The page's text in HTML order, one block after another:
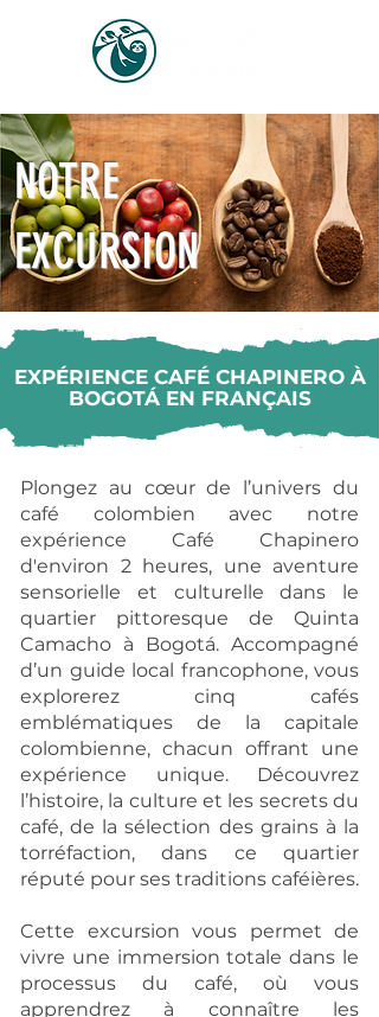
NOTRE
EXCURSION
EXPÉRIENCE CAFÉ CHAPINERO À
BOGOTÁ EN FRANÇAIS
Plongez au cœur de l’univers du
café colombien avec notre
expérience Café Chapinero
d'environ 2 heures, une aventure
sensorielle et culturelle dans le
quartier pittoresque de Quinta
Camacho à Bogotá. Accompagné
d’un guide local francophone, vous
explorerez cinq cafés
emblématiques de la capitale
colombienne, chacun offrant une
expérience unique. Découvrez
l’histoire, la culture et les secrets du
café, de la sélection des grains à la
torréfaction, dans ce quartier
réputé pour ses traditions caféières.
Cette excursion vous permet de
vivre une immersion totale dans le
processus du café, où vous
apprendrez à connaître les